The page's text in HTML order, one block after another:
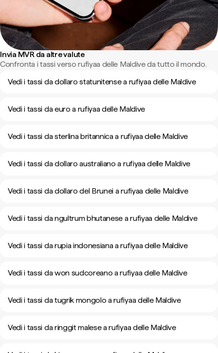
Invia MVR da altre valute
Confronta i tassi verso rufiyaa delle Maldive da tutto il mondo.
Vedi i tassi da dollaro statunitense a rufiyaa delle Maldive
Vedi i tassi da euro a rufiyaa delle Maldive
Vedi i tassi da sterlina britannica a rufiyaa delle Maldive
Vedi i tassi da dollaro australiano a rufiyaa delle Maldive
Vedi i tassi da dollaro del Brunei a rufiyaa delle Maldive
Vedi i tassi da ngultrum bhutanese a rufiyaa delle Maldive
Vedi i tassi da rupia indonesiana a rufiyaa delle Maldive
Vedi i tassi da won sudcoreano a rufiyaa delle Maldive
Vedi i tassi da tugrik mongolo a rufiyaa delle Maldive
Vedi i tassi da ringgit malese a rufiyaa delle Maldive